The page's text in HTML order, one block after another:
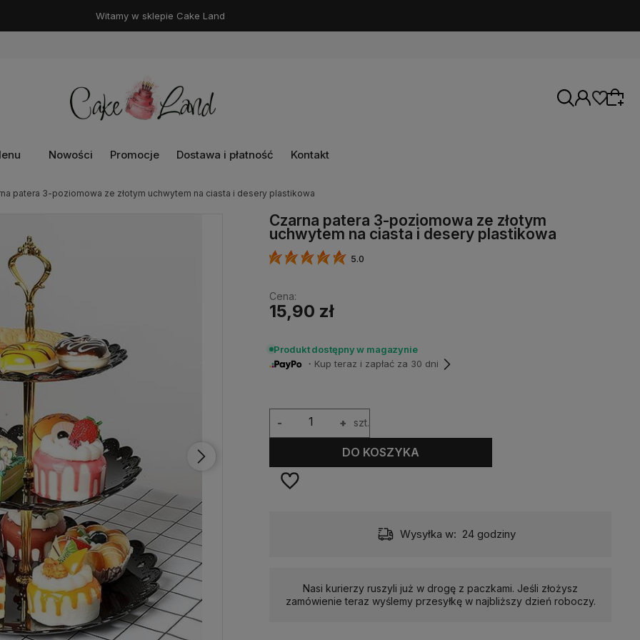
Witamy w sklepie Cake Land
Nowości Promocje Dostawa i płatność Kontakt
patera 3-poziomowa ze złotym uchwytem na ciasta i desery plastikowa
Czarna patera 3-poziomowa ze złotym
uchwytem na ciasta i desery plastikowa
5.0
Cena:
15,90 zł
Produkt dostępny w magazynie
・Kup teraz i zapłać za 30 dni
+
- szt.
DO KOSZYKA
Dostępność: duża ilość Wysyłka w: 24 godziny
Nasi kurierzy ruszyli już w drogę z paczkami. Jeśli złożysz
zamówienie teraz wyślemy przesyłkę w najbliższy dzień roboczy.